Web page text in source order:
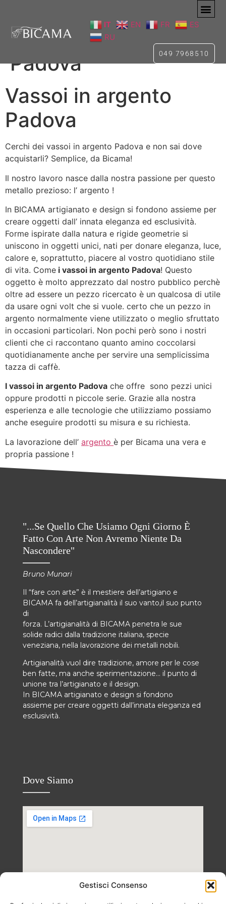
Gestisci Consenso
IT EN FR
ES
RU
049 7968510
Vassoi in argento
Padova
Vassoi in argento
Padova
Cerchi dei vassoi in argento Padova e non sai dove
acquistarli? Semplice, da Bicama!
Il nostro lavoro nasce dalla nostra passione per questo
metallo prezioso: l’ argento !
In BICAMA artigianato e design si fondono assieme per
creare oggetti dall’ innata eleganza ed esclusività.
Forme ispirate dalla natura e rigide geometrie si
uniscono in oggetti unici, nati per donare eleganza, luce,
calore e, soprattutto, piacere al vostro quotidiano stile
di vita. Come i vassoi in argento Padova! Questo
oggetto è molto apprezzato dal nostro pubblico perchè
oltre ad essere un pezzo ricercato è un qualcosa di utile
da usare ogni volt che si vuole. certo che un pezzo in
argento normalmente viene utilizzato o meglio sfruttato
in occasioni particolari. Non pochi però sono i nostri
clienti che ci raccontano quanto amino coccolarsi
quotidianamente anche per servire una semplicissima
tazza di caffè.
I vassoi in argento Padova che offre sono pezzi unici
oppure prodotti n piccole serie. Grazie alla nostra
esperienza e alle tecnologie che utilizziamo possiamo
anche eseguire prodotti su misura e su richiesta.
La lavorazione dell’ argento è per Bicama una vera e
propria passione !
"...Se Quello Che Usiamo Ogni Giorno È
Fatto Con Arte Non Avremo Niente Da
Nascondere"
Bruno Munari
Il “fare con arte” è il mestiere dell’artigiano e
BICAMA fa dell’artigianalità il suo vanto,il suo punto
di
forza. L’artigianalità di BICAMA penetra le sue
solide radici dalla tradizione italiana, specie
veneziana, nella lavorazione dei metalli nobili.
Artigianalità vuol dire tradizione, amore per le cose
ben fatte, ma anche sperimentazione… il punto di
unione tra l’artigianato e il design.
In BICAMA artigianato e design si fondono
assieme per creare oggetti dall’innata eleganza ed
esclusività.
Dove Siamo